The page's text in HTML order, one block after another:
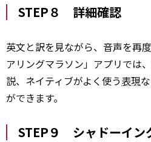
STEP８ 詳細確認
英文と訳を見ながら、音声を再
アリングマラソン」アプリでは
説、ネイティブがよく使う表現
ができます。
STEP９ シャドーイン